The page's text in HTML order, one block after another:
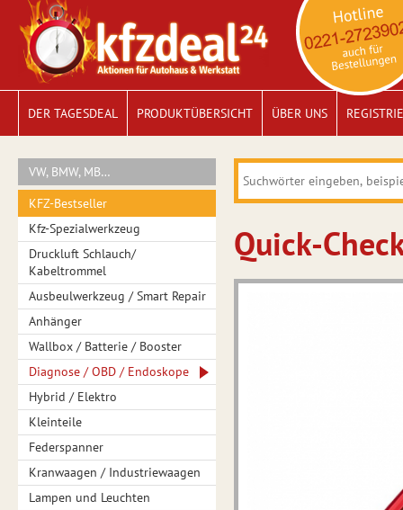
DER TAGESDEAL PRODUKTÜBERSICHT ÜBER UNS
VW, BMW, MB…
KFZ-Bestseller
Kfz-Spezialwerkzeug
Druckluft Schlauch/
Kabeltrommel
Ausbeulwerkzeug / Smart Repair
Anhänger
Wallbox / Batterie / Booster
Diagnose / OBD / Endoskope
Hybrid / Elektro
Kleinteile
Federspanner
Kranwaagen / Industriewaagen
Lampen und Leuchten
Quick-